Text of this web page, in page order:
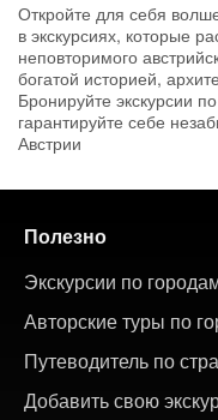
Откройте для себя
в экскурсиях, которые
неповторимого
богатой историей,
Бронируйте экскурсии
гарантируйте себе
Австрии
Полезно
Экскурсии по
Авторские туры по
Путеводитель по
Добавить свою